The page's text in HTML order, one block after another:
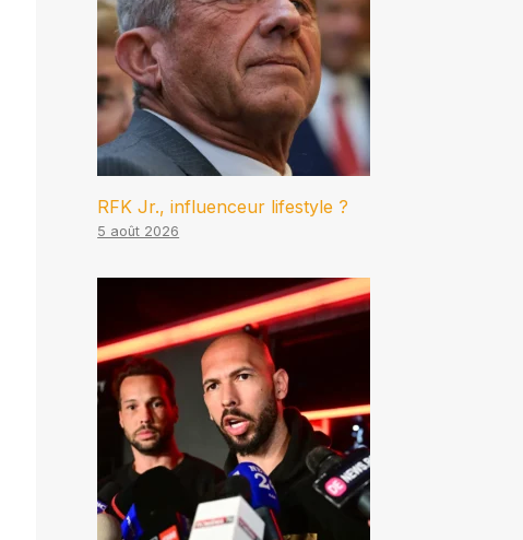
RFK Jr., influenceur lifestyle ?
5 août 2026